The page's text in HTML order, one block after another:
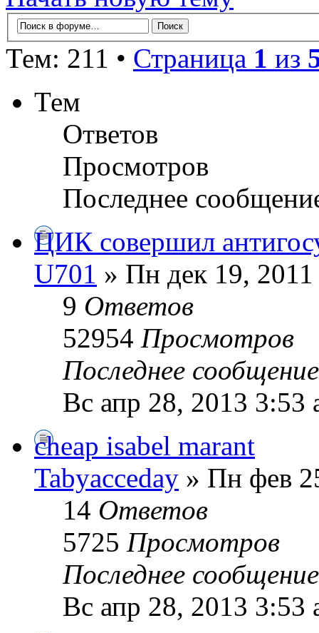
Тем: 211 • Страница 1 из
Тем
Ответов
Просмотров
Последнее
ЦИК совершил
U701 » Пн дек 19,
9 Ответов
52954 Просмотров
Последнее
Вс апр 28, 2013 3:53
cheap isabel marant
Tabyacceday » Пн фев
14 Ответов
5725 Просмотров
Последнее
Вс апр 28, 2013 3:53